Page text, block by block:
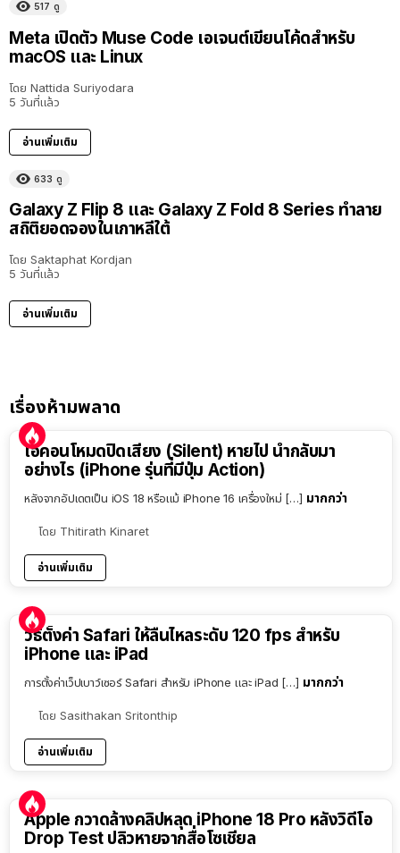
517 ดู
Meta เปิดตัว Muse Code เอเจนต์เขียนโค้ดสำหรับ
macOS และ Linux
โดย Nattida Suriyodara
5 วันที่แล้ว
อ่านเพิ่มเติม
633 ดู
Galaxy Z Flip 8 และ Galaxy Z Fold 8 Series ทำลาย
สถิติยอดจองในเกาหลีใต้
โดย Saktaphat Kordjan
5 วันที่แล้ว
อ่านเพิ่มเติม
เรื่องห้ามพลาด
ไอคอนโหมดปิดเสียง (Silent) หายไป นำกลับมา
อย่างไร (iPhone รุ่นที่มีปุ่ม Action)
หลังจากอัปเดตเป็น iOS 18 หรือแม้ iPhone 16 เครื่องใหม่ […] มากกว่า
โดย Thitirath Kinaret
อ่านเพิ่มเติม
วิธีตั้งค่า Safari ให้ลื่นไหลระดับ 120 fps สำหรับ
iPhone และ iPad
การตั้งค่าเว็ปเบาว์เซอร์ Safari สำหรับ iPhone และ iPad […] มากกว่า
โดย Sasithakan Sritonthip
อ่านเพิ่มเติม
Apple กวาดล้างคลิปหลุด iPhone 18 Pro หลังวิดีโอ
Drop Test ปลิวหายจากสื่อโซเชียล